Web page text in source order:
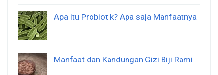
Apa itu Probiotik? Apa saja Manfaatnya
Manfaat dan Kandungan Gizi Biji Rami